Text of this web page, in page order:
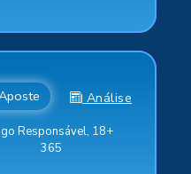
Análise
Responsável, 18+
365